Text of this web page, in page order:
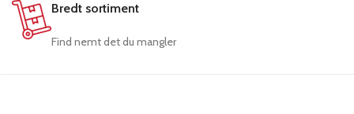
Bredt sortiment
Find nemt det du mangler